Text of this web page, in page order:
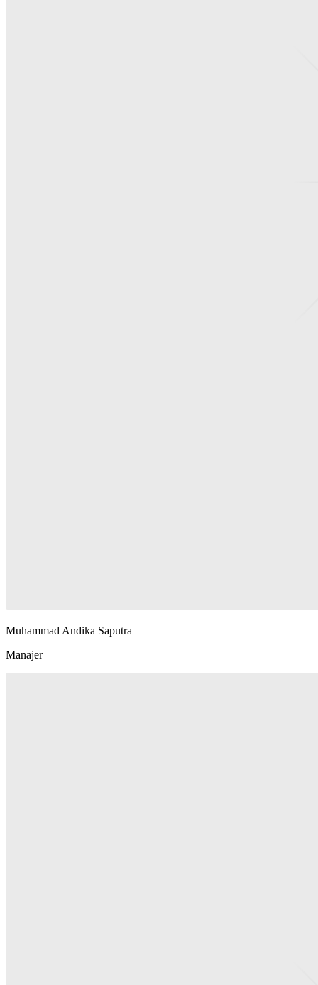
Muhammad Andika Saputra
Manajer